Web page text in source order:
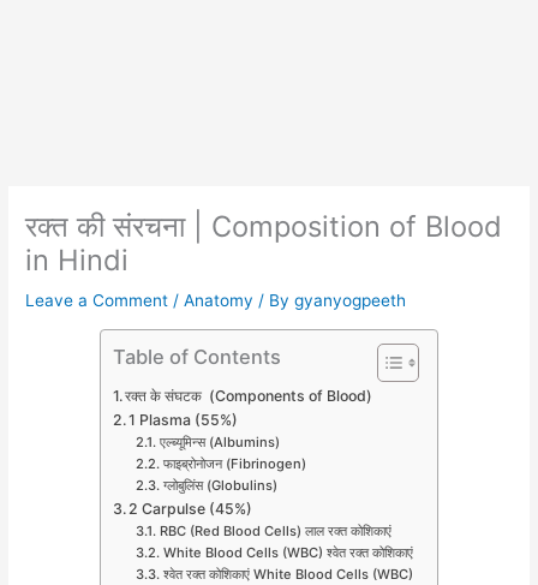
रक्त की संरचना | Composition of Blood
in Hindi
Leave a Comment /Anatomy / Bygyanyogpeeth
Table of Contents
रक्त के संघटक (Components of Blood)
1 Plasma (55%)
एल्ब्यूमिन्स (Albumins)
फाइब्रोनोजन (Fibrinogen)
ग्लोबुलिंस (Globulins)
2 Carpulse (45%)
RBC (Red Blood Cells) लाल रक्त कोशिकाएं
White Blood Cells (WBC) श्वेत रक्त कोशिकाएं
श्वेत रक्त कोशिकाएं White Blood Cells (WBC)